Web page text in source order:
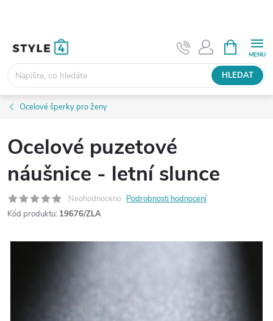
HLEDAT
NÁKUPNÍ
KOŠÍK
Ocelové šperky pro ženy
Ocelové puzetové
náušnice - letní slunce
Neohodnoceno Podrobnosti hodnocení
Kód produktu: 19676/ZLA